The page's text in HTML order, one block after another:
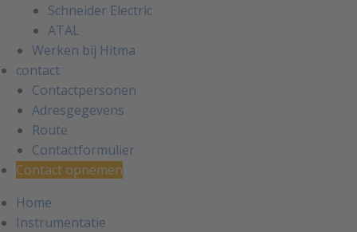
Schneider Electric
ATAL
Werken bij Hitma
contact
Contactpersonen
Adresgegevens
Route
Contactformulier
Contact opnemen
Home
Instrumentatie